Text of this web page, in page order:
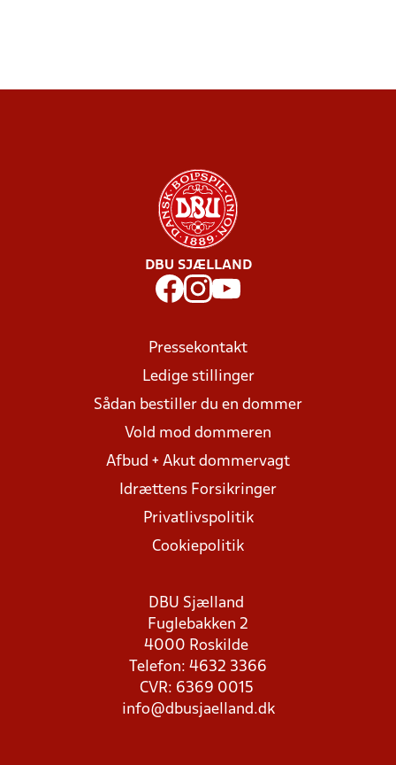
DBU SJÆLLAND
Pressekontakt
Ledige stillinger
Sådan bestiller du en dommer
Vold mod dommeren
Afbud + Akut dommervagt
Idrættens Forsikringer
Privatlivspolitik
Cookiepolitik
DBU Sjælland
Fuglebakken 2
4000 Roskilde
Telefon: 4632 3366
CVR: 6369 0015
info@dbusjaelland.dk